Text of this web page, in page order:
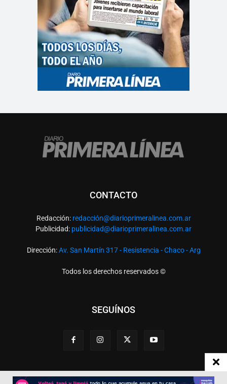
CONTACTO
Redacción: redacción@diarioprimeralinea.com.ar
Publicidad: publicidad@diarioprimeralinea.com.ar
Dirección:Av. San Martín 317 - Resistencia - Chaco - Arg
Todos los derechos reservados ©
SEGUÍNOS